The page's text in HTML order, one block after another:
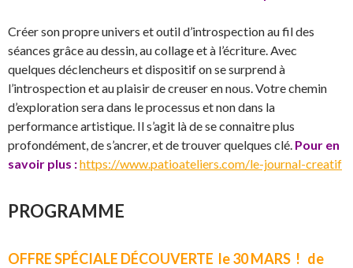
Créer son propre univers et outil d’introspection au fil des
séances grâce au dessin, au collage et à l’écriture. Avec
quelques déclencheurs et dispositif on se surprend à
l’introspection et au plaisir de creuser en nous. Votre chemin
d’exploration sera dans le processus et non dans la
performance artistique. Il s’agit là de se connaitre plus
profondément, de s’ancrer, et de trouver quelques clé. Pour en
savoir plus :https://www.patioateliers.com/le-journal-creatif
PROGRAMME
OFFRE SPÉCIALE DÉCOUVERTE le 30 MARS ! de